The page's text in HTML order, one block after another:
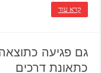
קרא עוד
גם פגיעה
כתאונת דרכים